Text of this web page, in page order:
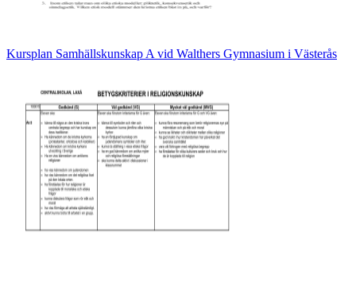
Kursplan Samhällskunskap A vid Walthers Gymnasium i Västerås